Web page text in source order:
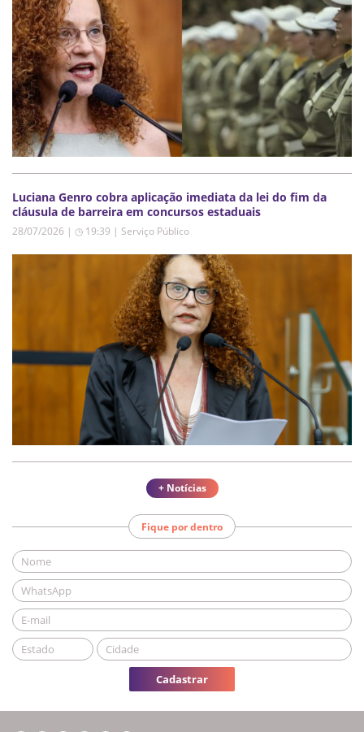
Luciana Genro cobra aplicação imediata da lei do fim da
cláusula de barreira em concursos estaduais
28/07/2026 | ◷ 19:39 | Serviço Público
+ Notícias
Fique por dentro
Cadastrar